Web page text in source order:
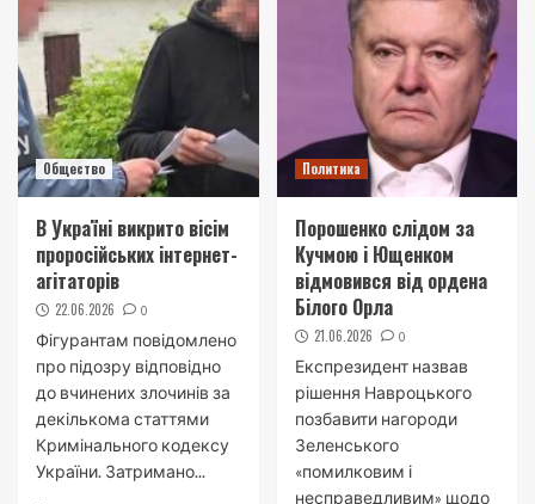
Общество
В Україні викрито вісім
проросійських інтернет-
агітаторів
22.06.2026 0
Фігурантам повідомлено
про підозру відповідно
до вчинених злочинів за
декількома статтями
Кримінального кодексу
України. Затримано...
Политика
Порошенко слідом за
Кучмою і Ющенком
відмовився від ордена
Білого Орла
21.06.2026 0
Експрезидент назвав
рішення Навроцького
позбавити нагороди
Зеленського
«помилковим і
несправедливим» щодо